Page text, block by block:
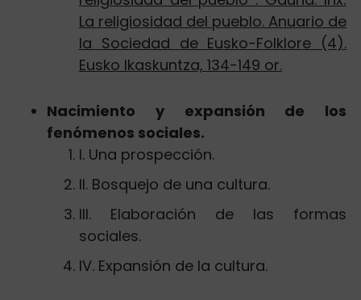
La religiosidad del pueblo. Anuario de
la Sociedad de Eusko-Folklore (4).
Eusko Ikaskuntza, 134-149 or.
Nacimiento y expansión de los
fenómenos sociales.
I. Una prospección.
II. Bosquejo de una cultura.
III. Elaboración de las formas
sociales.
IV. Expansión de la cultura.